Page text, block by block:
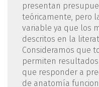
presentan
teóricamente, pero
variable ya que los
descritos en la
Consideramos que
permiten
que responder a
de anatomía